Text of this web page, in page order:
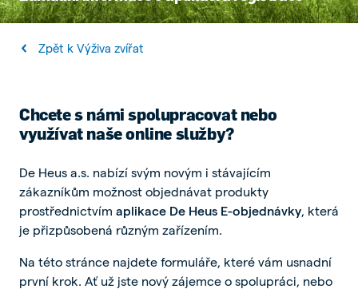
Zpět k Výživa zvířat
Chcete s námi spolupracovat nebo
využívat naše online služby?
De Heus a.s. nabízí svým novým i stávajícím
zákazníkům možnost objednávat produkty
prostřednictvím aplikace De Heus E-objednávky, která
je přizpůsobená různým zařízením.
Na této stránce najdete formuláře, které vám usnadní
první krok. Ať už jste nový zájemce o spolupráci, nebo